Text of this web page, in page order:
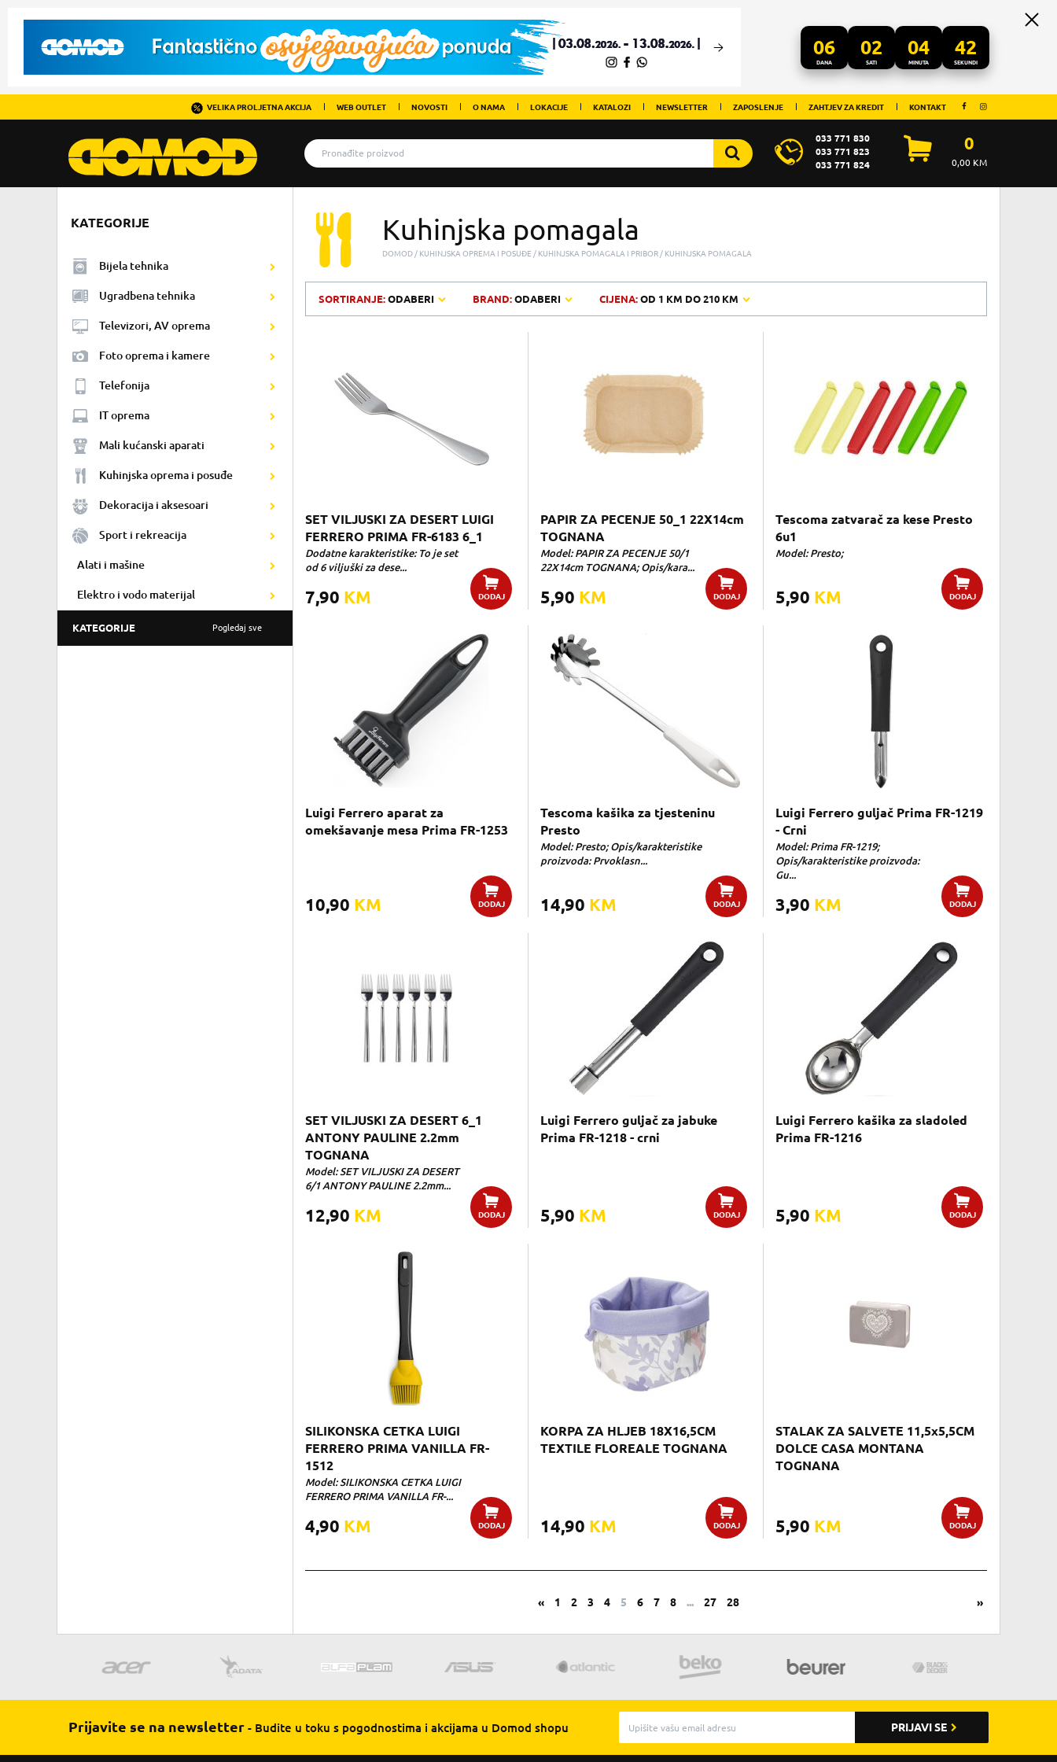
06
DANA
02
SATI
04
MINUTA
41
SEKUNDI
VELIKA PROLJETNA AKCIJA WEB OUTLET NOVOSTI O NAMA LOKACIJE KATALOZI NEWSLETTER ZAPOSLENJE ZAHTJEV ZA KREDIT KONTAKT
033 771 830
033 771 823
033 771 824
0
0,00KM
KATEGORIJE
Bijela tehnika
Ugradbena tehnika
Televizori, AV oprema
Foto oprema i kamere
Telefonija
IT oprema
Mali kućanski aparati
Kuhinjska oprema i posuđe
Dekoracija i aksesoari
Sport i rekreacija
Alati i mašine
Elektro i vodo materijal
KATEGORIJE Pogledaj sve
Kuhinjska pomagala
DOMOD KUHINJSKA OPREMA I POSUĐE KUHINJSKA POMAGALA I PRIBOR KUHINJSKA POMAGALA
SORTIRANJE:ODABERI BRAND:ODABERI CIJENA:OD 1 KM DO210 KM
SET VILJUSKI ZA DESERT LUIGI
FERRERO PRIMA FR-6183 6_1
Dodatne karakteristike: To je set
od 6 viljuški za dese...
7,90 KM DODAJ
PAPIR ZA PECENJE 50_1 22X14cm
TOGNANA
Model: PAPIR ZA PECENJE 50/1
22X14cm TOGNANA; Opis/kara...
5,90 KM DODAJ
Tescoma zatvarač za kese Presto
6u1
Model: Presto;
5,90 KM DODAJ
Luigi Ferrero aparat za
omekšavanje mesa Prima FR-1253
10,90 KM DODAJ
Tescoma kašika za tjesteninu
Presto
Model: Presto; Opis/karakteristike
proizvoda: Prvoklasn...
14,90 KM DODAJ
Luigi Ferrero guljač Prima FR-1219
- Crni
Model: Prima FR-1219;
Opis/karakteristike proizvoda:
Gu...
3,90 KM DODAJ
SET VILJUSKI ZA DESERT 6_1
ANTONY PAULINE 2.2mm
TOGNANA
Model: SET VILJUSKI ZA DESERT
6/1 ANTONY PAULINE 2.2mm...
12,90 KM DODAJ
Luigi Ferrero guljač za jabuke
Prima FR-1218 - crni
5,90 KM DODAJ
Luigi Ferrero kašika za sladoled
Prima FR-1216
5,90 KM DODAJ
SILIKONSKA CETKA LUIGI
FERRERO PRIMA VANILLA FR-
1512
Model: SILIKONSKA CETKA LUIGI
FERRERO PRIMA VANILLA FR-...
4,90 KM DODAJ
KORPA ZA HLJEB 18X16,5CM
TEXTILE FLOREALE TOGNANA
14,90 KM DODAJ
STALAK ZA SALVETE 11,5x5,5CM
DOLCE CASA MONTANA
TOGNANA
5,90 KM DODAJ
« 1 2 3 4 5 6 7 8 ... 27 28 »
Prijavite se na newsletter - Budite u toku s pogodnostima i akcijama u Domod shopu PRIJAVI SE